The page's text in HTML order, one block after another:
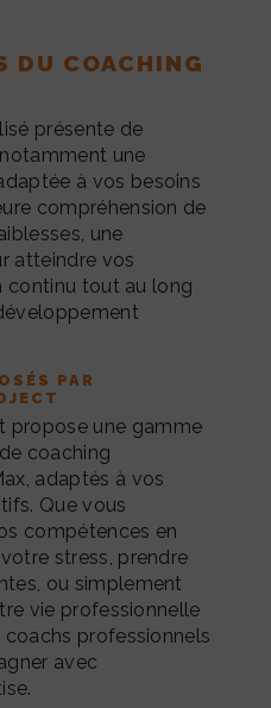
DU COACHING
présente de
une
à vos besoins
compréhension de
une
atteindre vos
continu tout au long
PAR
propose une gamme
coaching
adaptés à vos
Que vous
compétences en
stress, prendre
ou simplement
vie professionnelle
professionnels
avec